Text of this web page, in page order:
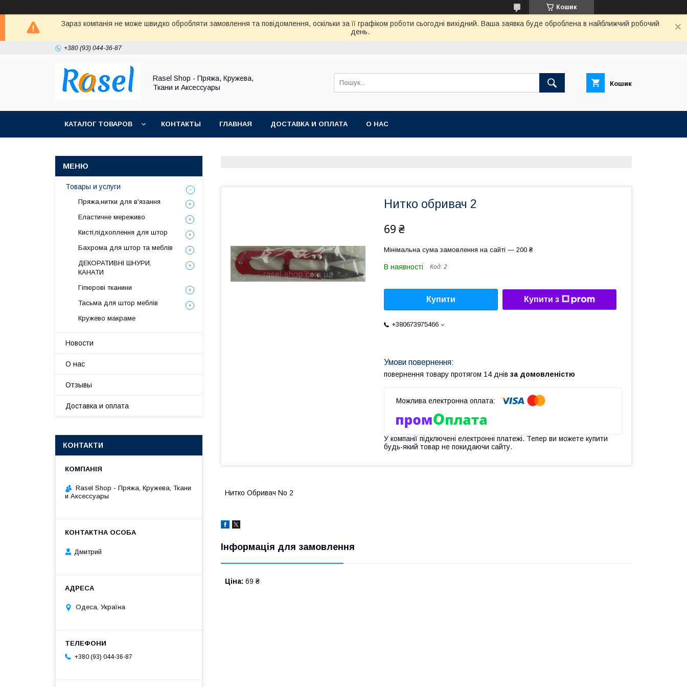
Кошик
Зараз компанія не може швидко обробляти замовлення та повідомлення, оскільки за її графіком роботи сьогодні вихідний. Ваша заявка буде оброблена в найближчий робочий
день.
+380 (93) 044-36-87
Rasel Shop - Пряжа, Кружева,
Ткани и Аксессуары
Кошик
КАТАЛОГ ТОВАРОВ КОНТАКТЫ ГЛАВНАЯ ДОСТАВКА И ОПЛАТА О НАС
Нитко обривач 2
69 ₴
Мінімальна сума замовлення на сайті — 200 ₴
В наявності Код: 2
Купити Купити з
+380673975466
повернення товару протягом 14 днів за домовленістю
У компанії підключені електронні платежі. Тепер ви можете купити
будь-який товар не покидаючи сайту.
Нитко Обривач No 2
Інформація для замовлення
Ціна: 69 ₴
Товары и услуги
Пряжа,нитки для в'язання
Еластичне мереживо
Кисті,підхоплення для штор
Бахрома для штор та меблів
ДЕКОРАТИВНІ ШНУРИ,
КАНАТИ
Гіпюрові тканини
Тасьма для штор меблів
Кружево макраме
Новости
О нас
Отзывы
Доставка и оплата
КОНТАКТИ
Rasel Shop - Пряжа, Кружева, Ткани
и Аксессуары
Дмитрий
Одеса, Україна
+380 (93) 044-36-87